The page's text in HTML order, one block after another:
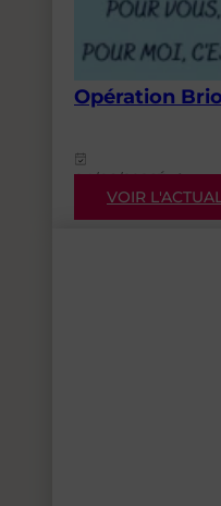
Opération
04/08/2026
VOIR